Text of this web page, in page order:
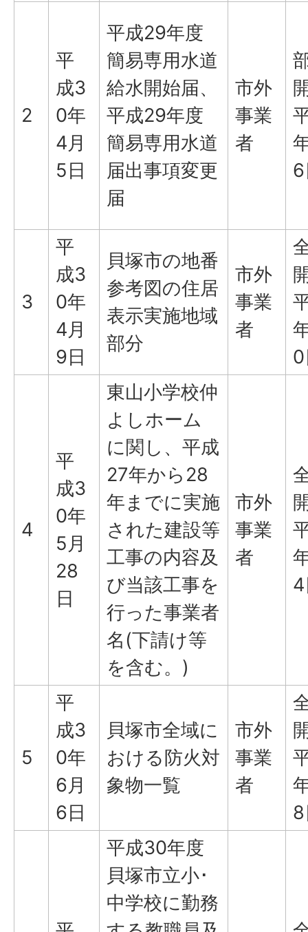
2
平
成3
0年
4月
5日
平成29年度
簡易専用水道
給水開始届、
平成29年度
簡易専用水道
届出事項変更
届
市外
事業
者
3
平
成3
0年
4月
9日
貝塚市の地番
参考図の住居
表示実施地域
部分
市外
事業
者
4
平
成3
0年
5月
28
日
東山小学校仲
よしホーム
に関し、平成
27年から28
年までに実施
された建設等
工事の内容及
び当該工事を
行った事業者
名(下請け等
を含む。)
市外
事業
者
5
平
成3
0年
6月
6日
貝塚市全域に
おける防火対
象物一覧
市外
事業
者
平成30年度
貝塚市立小･
中学校に勤務